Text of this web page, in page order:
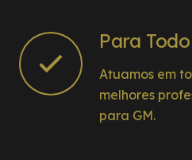
Para
Atuamos em
melhores
para GM.